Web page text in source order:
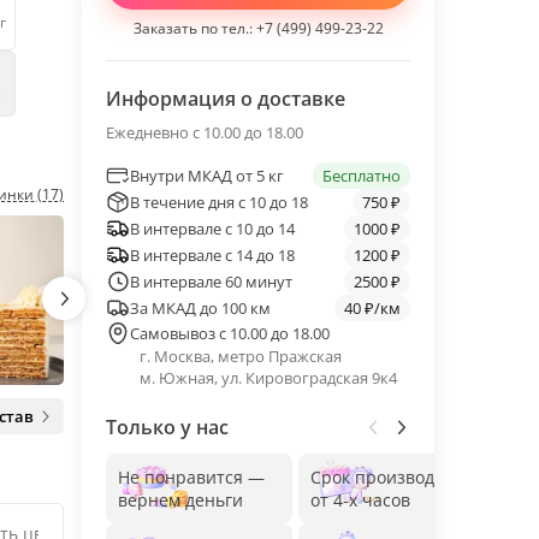
(17)
Заказать по тел.:+7 (499) 499-23-22
Информация о доставке
Ежедневно с 10.00 до 18.00
Внутри МКАД от 5 кг
Бесплатно
В течение дня с 10 до 18
750 ₽
В интервале с 10 до 14
1000 ₽
В интервале с 14 до 18
1200 ₽
В интервале 60 минут
2500 ₽
За МКАД до 100 км
40 ₽/км
Самовывоз с 10.00 до 18.00
г. Москва, метро Пражская
м. Южная, ул. Кировоградская 9к4
Только у нас
Не понравится —
вернем деньги
Срок производства
от 4-х часов